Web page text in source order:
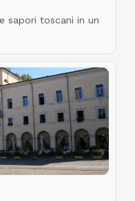
sapori toscani in un